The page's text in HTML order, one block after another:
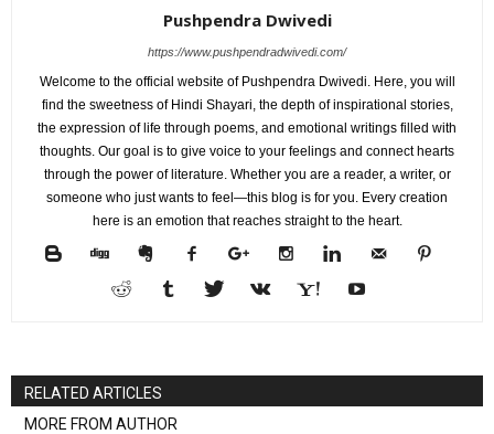
Pushpendra Dwivedi
https://www.pushpendradwivedi.com/
Welcome to the official website of Pushpendra Dwivedi. Here, you will
find the sweetness of Hindi Shayari, the depth of inspirational stories,
the expression of life through poems, and emotional writings filled with
thoughts. Our goal is to give voice to your feelings and connect hearts
through the power of literature. Whether you are a reader, a writer, or
someone who just wants to feel—this blog is for you. Every creation
here is an emotion that reaches straight to the heart.
RELATED ARTICLES
MORE FROM AUTHOR